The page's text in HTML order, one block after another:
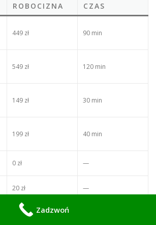
ROBOCIZNA CZAS
449 zł 90 min
549 zł 120 min
149 zł 30 min
199 zł 40 min
0 zł —
20 zł —
Zadzwoń